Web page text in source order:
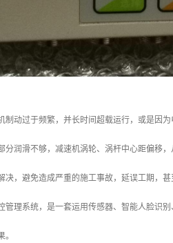
制动过于频繁，并长时间超载运行，或是因
分润滑不够，减速机涡轮、涡杆中心距偏移
决，避免造成严重的施工事故，延误工期，
管理系统，是一套运用传感器、智能人脸识